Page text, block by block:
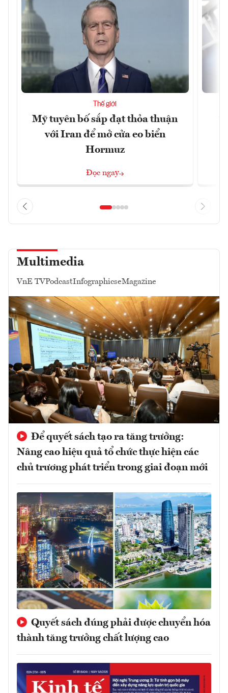
Thế giới
Mỹ tuyên bố sắp đạt thỏa thuận
với Iran để mở cửa eo biển
Hormuz
Đọc ngay
Multimedia
VnE TVPodcastInfographicseMagazine
Để quyết sách tạo ra tăng trưởng:
Nâng cao hiệu quả tổ chức thực hiện các
chủ trương phát triển trong giai đoạn mới
Quyết sách đúng phải được chuyển hóa
thành tăng trưởng chất lượng cao